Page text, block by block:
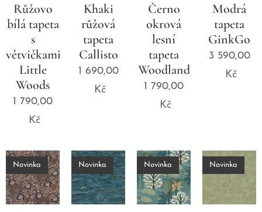
Růžovo
bílá tapeta
s
větvičkami
Little
Woods
1 790,00
Kč
Khaki
růžová
tapeta
Callisto
1 690,00
Kč
Černo
okrová
lesní
tapeta
Woodland
1 790,00
Kč
Modrá
tapeta
GinkGo
3 590,00
Kč
Novinka Novinka Novinka Novinka